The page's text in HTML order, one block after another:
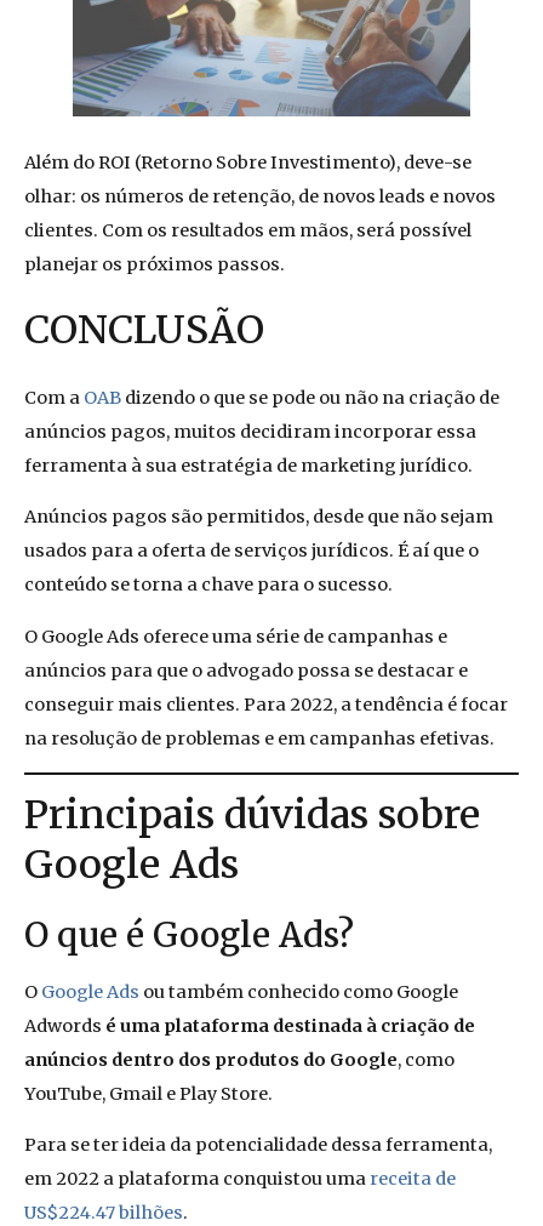
Além do ROI (Retorno Sobre Investimento), deve-se
olhar: os números de retenção, de novos leads e novos
clientes. Com os resultados em mãos, será possível
planejar os próximos passos.
CONCLUSÃO
Com a OAB dizendo o que se pode ou não na criação de
anúncios pagos, muitos decidiram incorporar essa
ferramenta à sua estratégia de marketing jurídico.
Anúncios pagos são permitidos, desde que não sejam
usados para a oferta de serviços jurídicos. É aí que o
conteúdo se torna a chave para o sucesso.
O Google Ads oferece uma série de campanhas e
anúncios para que o advogado possa se destacar e
conseguir mais clientes. Para 2022, a tendência é focar
na resolução de problemas e em campanhas efetivas.
Principais dúvidas sobre
Google Ads
O que é Google Ads?
O Google Ads ou também conhecido como Google
Adwords é uma plataforma destinada à criação de
anúncios dentro dos produtos do Google, como
YouTube, Gmail e Play Store.
Para se ter ideia da potencialidade dessa ferramenta,
em 2022 a plataforma conquistou uma receita de
US$224.47 bilhões.